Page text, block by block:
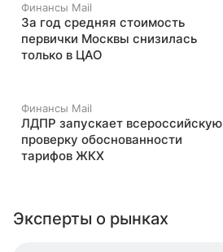
Финансы Mail
За год средняя стоимость
первички Москвы снизилась
только в ЦАО
Финансы Mail
ЛДПР запускает всероссийскую
проверку обоснованности
тарифов ЖКХ
Эксперты о рынках